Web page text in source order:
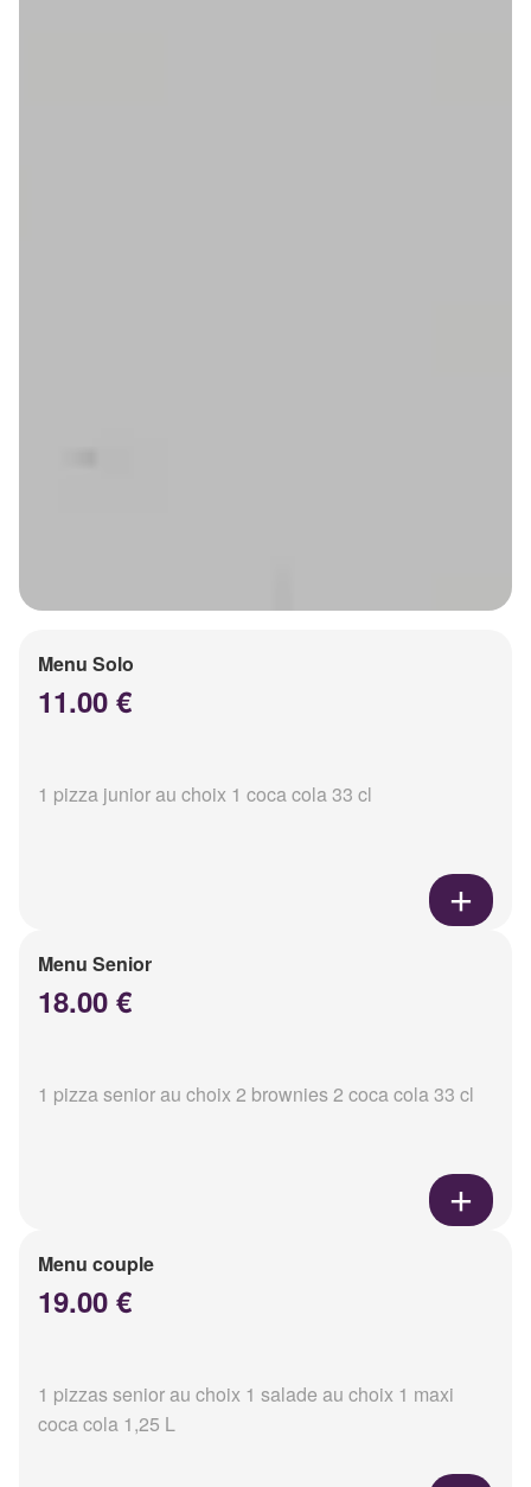
Menu Solo
11.00 €
1 pizza junior au choix 1 coca cola 33 cl
Menu Senior
18.00 €
1 pizza senior au choix 2 brownies 2 coca cola 33 cl
Menu couple
19.00 €
1 pizzas senior au choix 1 salade au choix 1 maxi
coca cola 1,25 L